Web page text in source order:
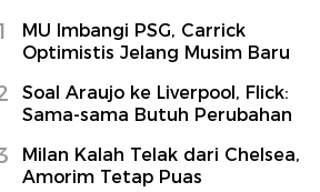
MU Imbangi PSG, Carrick
Optimistis Jelang Musim Baru
Soal Araujo ke Liverpool, Flick:
Sama-sama Butuh Perubahan
Milan Kalah Telak dari Chelsea,
Amorim Tetap Puas